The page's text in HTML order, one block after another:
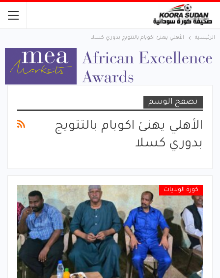
الرئيسية الأهلي يهنئ اكوبام بالتتويج بدوري كسلا
تصفح الوسم
الأهلي يهنئ اكوبام بالتتويج
بدوري كسلا
كورة الولايات